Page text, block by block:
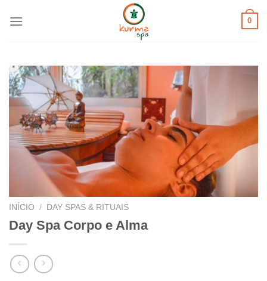
0
INÍCIO / DAY SPAS & RITUAIS
Day Spa Corpo e Alma